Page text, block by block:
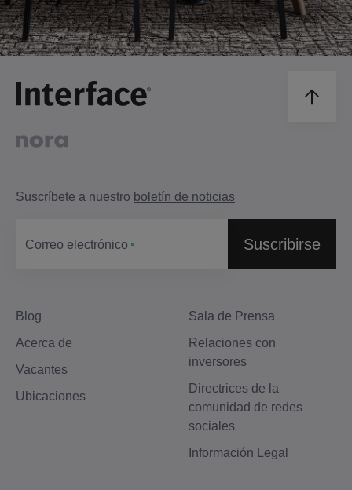
Blog
Acerca de
Vacantes
Ubicaciones
Sala de Prensa
Relaciones con
inversores
Directrices de la
comunidad de redes
sociales
Información Legal
Suscríbete a nuestro boletín de noticias
Correo electrónico Suscribirse